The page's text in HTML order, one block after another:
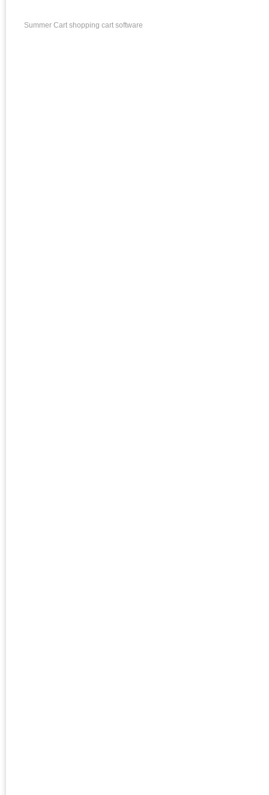
Summer Cart shopping cart software